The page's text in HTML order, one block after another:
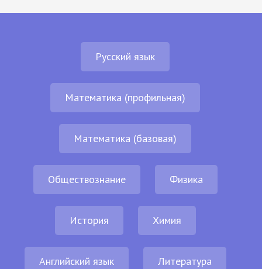
Русский язык
Математика (профильная)
Математика (базовая)
Обществознание Физика
История Химия
Английский язык Литература